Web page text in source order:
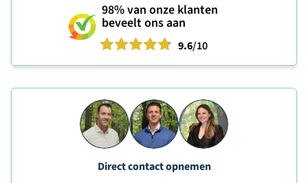
98%van onze klanten
beveelt ons aan
9.6/10
Direct contact opnemen